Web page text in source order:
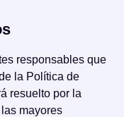
responsables que
la Política de
resuelto por la
mayores